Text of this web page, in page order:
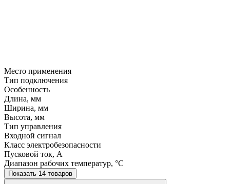
Место применения
Тип подключения
Особенность
Длина, мм
Ширина, мм
Высота, мм
Тип управления
Входной сигнал
Класс электробезопасности
Пусковой ток, A
Диапазон рабочих температур, °C
Показать 14 товаров